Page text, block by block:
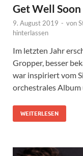
Get Well
9. August 2019 - von
hinterlassen
Im letzten Jahr
Gropper, besser
war inspiriert vom
orchestrales
WEITERLESEN